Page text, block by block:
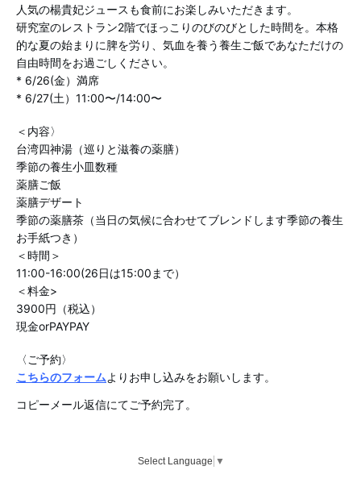
人気の楊貴妃ジュースも食前にお楽しみいただきます。
研究室のレストラン2階でほっこりのびのびとした時間を。本格
的な夏の始まりに脾を労り、気血を養う養生ご飯であなただけの
自由時間をお過ごしください。
* 6/26(金）満席
* 6/27(土）11:00〜/14:00〜
＜内容〉
台湾四神湯（巡りと滋養の薬膳）
季節の養生小皿数種
薬膳ご飯
薬膳デザート
季節の薬膳茶（当日の気候に合わせてブレンドします季節の養生
お手紙つき）
＜時間＞
11:00-16:00(26日は15:00まで）
＜料金>
3900円（税込）
現金orPAYPAY
〈ご予約〉
こちらのフォームよりお申し込みをお願いします。
コピーメール返信にてご予約完了。
Select Language ▼